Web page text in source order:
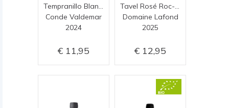
Conde Valdemar
2024
11,95
Domaine Lafond
2025
12,95